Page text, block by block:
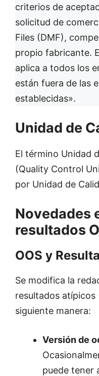
criterios de
solicitud de
Files (DMF),
propio fabricante.
aplica a todos los
están fuera de las
establecidas».
Unidad de
El término Unidad
(Quality Control
por Unidad de
Novedades
resultados
OOS y
Se modifica la
resultados atípicos
siguiente manera:
Versión de
puede tener